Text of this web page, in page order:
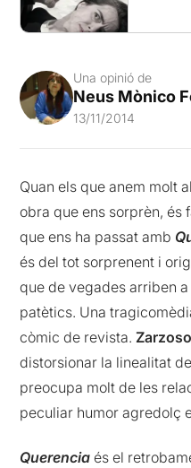
Una opinió de
Neus Mònico
13/11/2014
Quan els que anem molt
obra que ens sorprèn, és
que ens ha passat amb
és del tot sorprenent i
que de vegades arriben
patètics. Una
còmic de revista.Zarzoso
distorsionar la linealitat
preocupa molt de les
peculiar humor agredolç
Querencia és el